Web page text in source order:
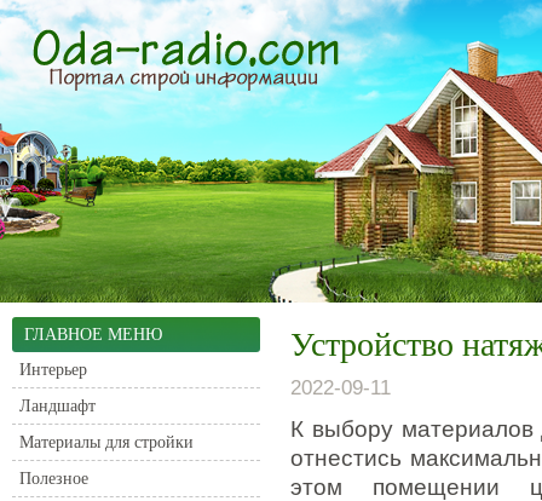
ГЛАВНОЕ МЕНЮ
Интерьер
Ландшафт
Материалы для стройки
Полезное
Устройство
2022-09-11
К выбору материалов
отнестись
этом помещении